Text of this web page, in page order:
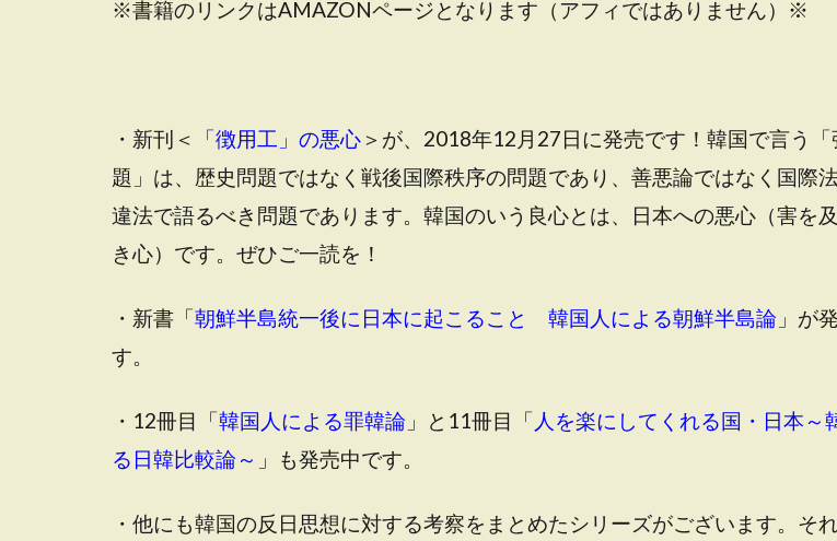
※書籍のリンクはAMAZONページとなります（アフィではありません）※
・新刊＜ 「徴用工」の悪心＞が、2018年12月27日に発売です！韓国で言う
題」は、歴史問題ではなく戦後国際秩序の問題であり、善悪論ではなく国際
違法で語るべき問題であります。韓国のいう良心とは、日本への悪心（害を
き心）です。ぜひご一読を！
・新書「朝鮮半島統一後に日本に起こること 韓国人による朝鮮半島論 」が
す。
・12冊目「韓国人による罪韓論 」と11冊目「 人を楽にしてくれる国・日本～
る日韓比較論～ 」も発売中です。
・他にも韓国の反日思想に対する考察をまとめたシリーズがございます。そ